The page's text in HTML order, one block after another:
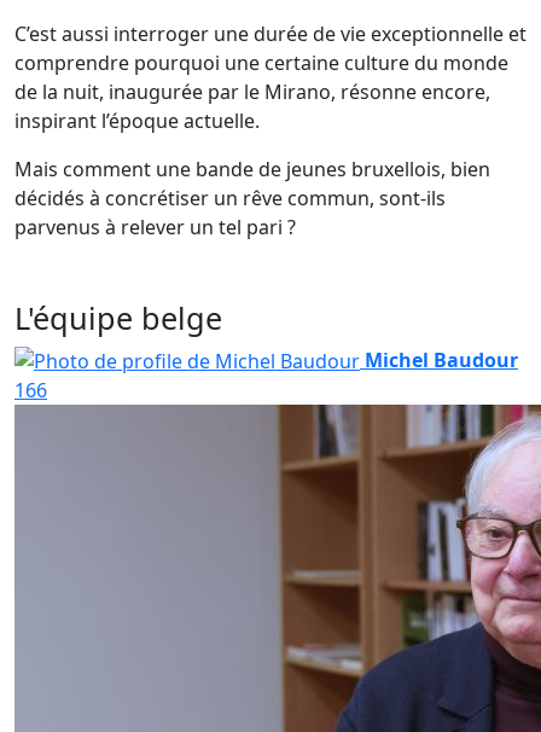
C’est aussi interroger une durée de vie exceptionnelle et
comprendre pourquoi une certaine culture du monde
de la nuit, inaugurée par le Mirano, résonne encore,
inspirant l’époque actuelle.
Mais comment une bande de jeunes bruxellois, bien
décidés à concrétiser un rêve commun, sont-ils
parvenus à relever un tel pari ?
L'équipe belge
Michel Baudour
166